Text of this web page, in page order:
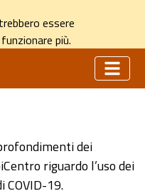
essere
più.
dei
riguardo l’uso dei
COVID-19.